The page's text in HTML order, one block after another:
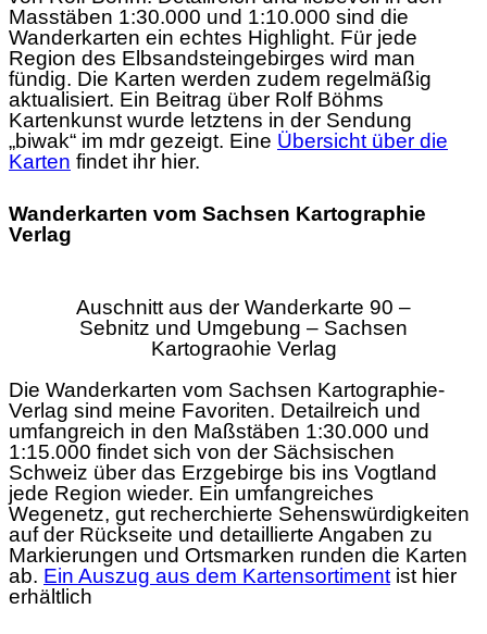
Masstäben 1:30.000 und 1:10.000 sind die
Wanderkarten ein echtes Highlight. Für jede
Region des Elbsandsteingebirges wird man
fündig. Die Karten werden zudem regelmäßig
aktualisiert. Ein Beitrag über Rolf Böhms
Kartenkunst wurde letztens in der Sendung
„biwak“ im mdr gezeigt. Eine Übersicht über die
Karten findet ihr hier.
Wanderkarten vom Sachsen Kartographie
Verlag
Auschnitt aus der Wanderkarte 90 –
Sebnitz und Umgebung – Sachsen
Kartograohie Verlag
Die Wanderkarten vom Sachsen Kartographie-
Verlag sind meine Favoriten. Detailreich und
umfangreich in den Maßstäben 1:30.000 und
1:15.000 findet sich von der Sächsischen
Schweiz über das Erzgebirge bis ins Vogtland
jede Region wieder. Ein umfangreiches
Wegenetz, gut recherchierte Sehenswürdigkeiten
auf der Rückseite und detaillierte Angaben zu
Markierungen und Ortsmarken runden die Karten
ab. Ein Auszug aus dem Kartensortiment ist hier
erhältlich